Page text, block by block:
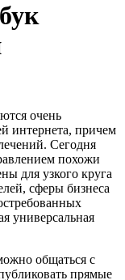
очень
интернета, причем
Сегодня
похожи
для узкого круга
сферы бизнеса
универсальная
общаться с
прямые